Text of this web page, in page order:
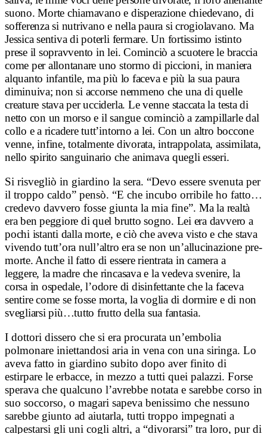
suono. Morte chiamavano e disperazione chiedevano, di
sofferenza si nutrivano e nella paura si crogiolavano. Ma
Jessica sentiva di poterli fermare. Un fortissimo istinto
prese il sopravvento in lei. Cominciò a scuotere le braccia
come per allontanare uno stormo di piccioni, in maniera
alquanto infantile, ma più lo faceva e più la sua paura
diminuiva; non si accorse nemmeno che una di quelle
creature stava per ucciderla. Le venne staccata la testa di
netto con un morso e il sangue cominciò a zampillarle dal
collo e a ricadere tutt’intorno a lei. Con un altro boccone
venne, infine, totalmente divorata, intrappolata, assimilata,
nello spirito sanguinario che animava quegli esseri.
Si risvegliò in giardino la sera. “Devo essere svenuta per
il troppo caldo” pensò. “E che incubo orribile ho fatto…
credevo davvero fosse giunta la mia fine”. Ma la realtà
era ben peggiore di quel brutto sogno. Lei era davvero a
pochi istanti dalla morte, e ciò che aveva visto e che stava
vivendo tutt’ora null’altro era se non un’allucinazione pre-
morte. Anche il fatto di essere rientrata in camera a
leggere, la madre che rincasava e la vedeva svenire, la
corsa in ospedale, l’odore di disinfettante che la faceva
sentire come se fosse morta, la voglia di dormire e di non
svegliarsi più…tutto frutto della sua fantasia.
I dottori dissero che si era procurata un’embolia
polmonare iniettandosi aria in vena con una siringa. Lo
aveva fatto in giardino subito dopo aver finito di
estirpare le erbacce, in mezzo a tutti quei palazzi. Forse
sperava che qualcuno l’avrebbe notata e sarebbe corso in
suo soccorso, o magari sapeva benissimo che nessuno
sarebbe giunto ad aiutarla, tutti troppo impegnati a
calpestarsi gli uni cogli altri, a “divorarsi” tra loro, pur di